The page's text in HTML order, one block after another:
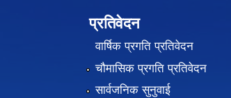
प्रतिवेदन
वार्षिक प्रगति प्रतिवेदन
चौमासिक प्रगति प्रतिवेदन
सार्वजनिक सुनुवाई